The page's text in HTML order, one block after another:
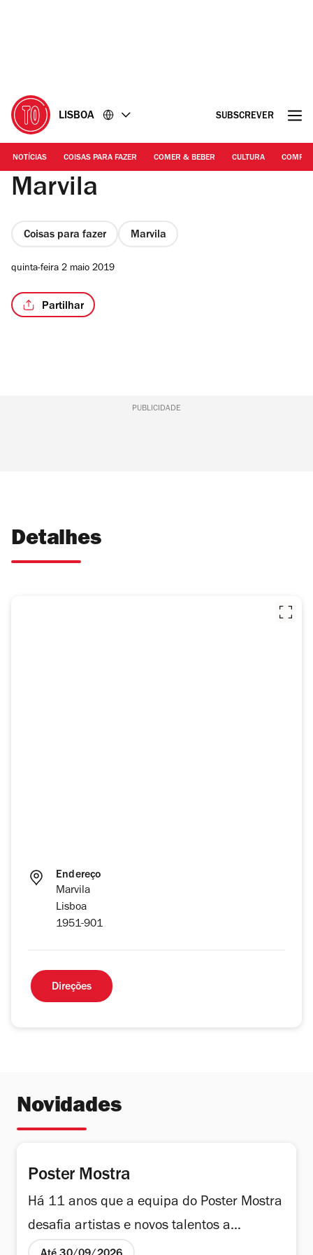
LISBOA SUBSCREVER
NOTÍCIAS COISAS PARA FAZER COMER & BEBER CULTURA
Marvila
Coisas para fazer Marvila
quinta-feira 2 maio 2019
Partilhar
PUBLICIDADE
Detalhes
Endereço
Marvila
Lisboa
1951-901
Direções
Novidades
Poster Mostra
Há 11 anos que a equipa do Poster Mostra
desafia artistas e novos talentos a
expressarem a sua criatividade através do